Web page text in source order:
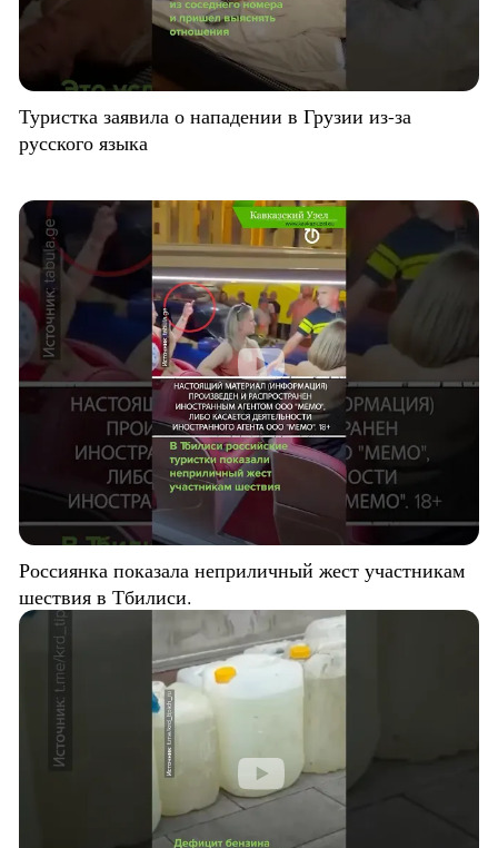
Туристка заявила о нападении в Грузии из-за
русского языка
Россиянка показала неприличный жест участникам
шествия в Тбилиси.